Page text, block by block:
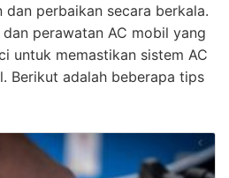
dan perbaikan secara berkala.
perawatan AC mobil yang
untuk memastikan sistem AC
Berikut adalah beberapa tips